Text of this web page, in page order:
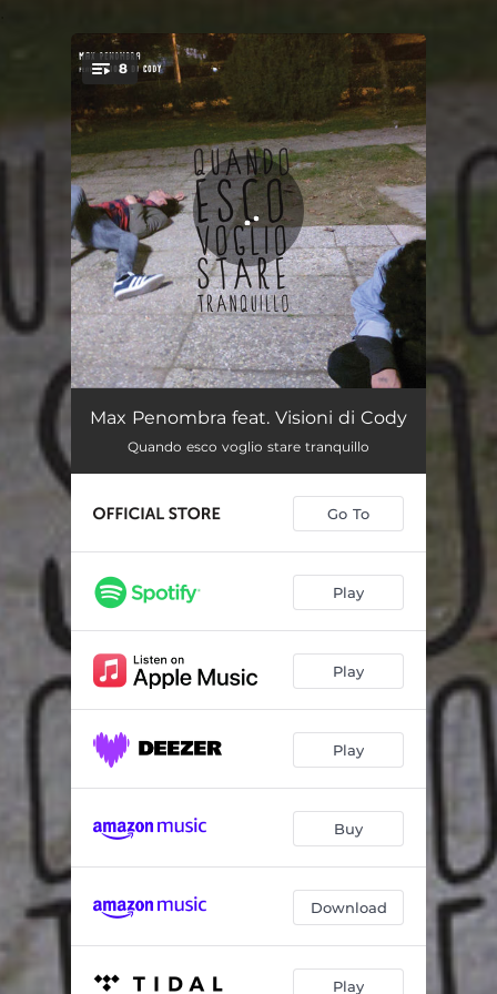
You're all set!
8
Droga party 02:56
Bar moderno 03:20
03:11
La faccenda del rap
Del delirio del delta 03:42
Paololo 03:05
Max Penombra feat. Visioni di Cody
Quando esco voglio stare tranquillo
Go To
Play
Play
Play
Buy
Download
Play